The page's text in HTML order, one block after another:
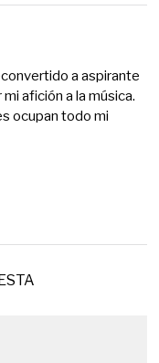
a aspirante
afición a la música.
ocupan todo mi